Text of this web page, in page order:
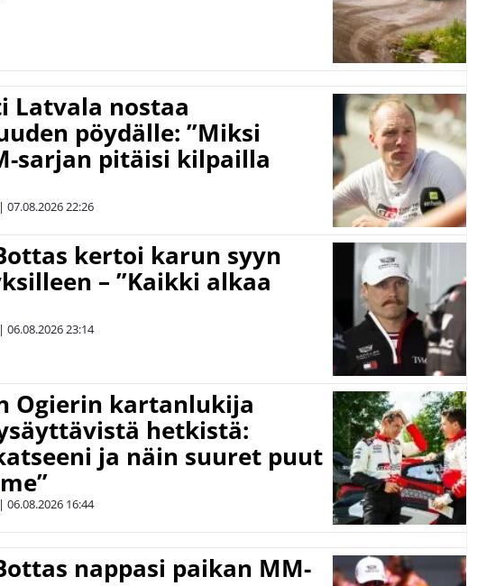
Latvala nostaa
pöydälle: ”Miksi
sarjan pitäisi kilpailla
| 07.08.202622:26
kertoi karun syyn
– ”Kaikki alkaa
| 06.08.202623:14
Ogierin kartanlukija
hetkistä:
ja näin suuret puut
| 06.08.2026 16:44
nappasi paikan MM-